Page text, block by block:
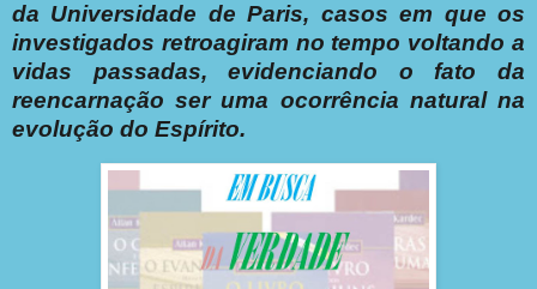
da Universidade de Paris, casos em que os
investigados retroagiram no tempo voltando a
vidas passadas, evidenciando o fato da
reencarnação ser uma ocorrência natural na
evolução do Espírito.